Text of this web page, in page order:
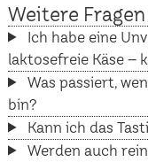
Weitere Fragen
Ich habe eine
laktosefreie Käse –
Was passiert,
bin?
Kann ich das
Werden auch